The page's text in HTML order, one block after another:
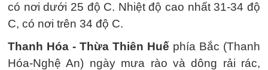
có nơi dưới 25 độ C. Nhiệt độ cao nhất 31-34 độ
C, có nơi trên 34 độ C.
Thanh Hóa - Thừa Thiên Huế phía Bắc (Thanh
Hóa-Nghệ An) ngày mưa rào và dông rải rác,